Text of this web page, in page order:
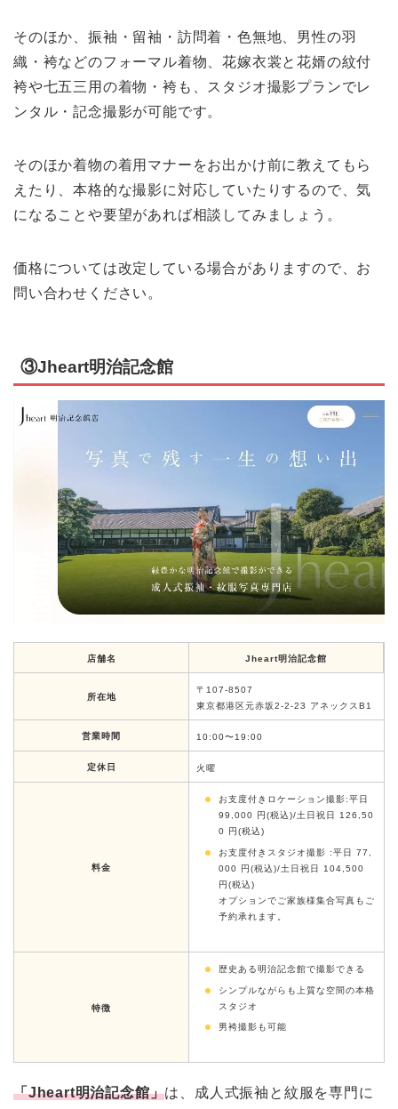
そのほか、振袖・留袖・訪問着・色無地、男性の羽
織・袴などのフォーマル着物、花嫁衣裳と花婿の紋付
袴や七五三用の着物・袴も、スタジオ撮影プランでレ
ンタル・記念撮影が可能です。
そのほか着物の着用マナーをお出かけ前に教えてもら
えたり、本格的な撮影に対応していたりするので、気
になることや要望があれば相談してみましょう。
価格については改定している場合がありますので、お
問い合わせください。
③Jheart明治記念館
店舗名 Jheart明治記念館
所在地
〒107-8507
東京都港区元赤坂2-2-23 アネックスB1
営業時間 10:00〜19:00
定休日 火曜
料金
お支度付きロケーション撮影:平日
99,000 円(税込)/土日祝日 126,50
0 円(税込)
お支度付きスタジオ撮影 :平日 77,
000 円(税込)/土日祝日 104,500
円(税込)
オプションでご家族様集合写真もご
予約承れます。
特徴
歴史ある明治記念館で撮影できる
シンプルながらも上質な空間の本格
スタジオ
男袴撮影も可能
「Jheart明治記念館」は、成人式振袖と紋服を専門に